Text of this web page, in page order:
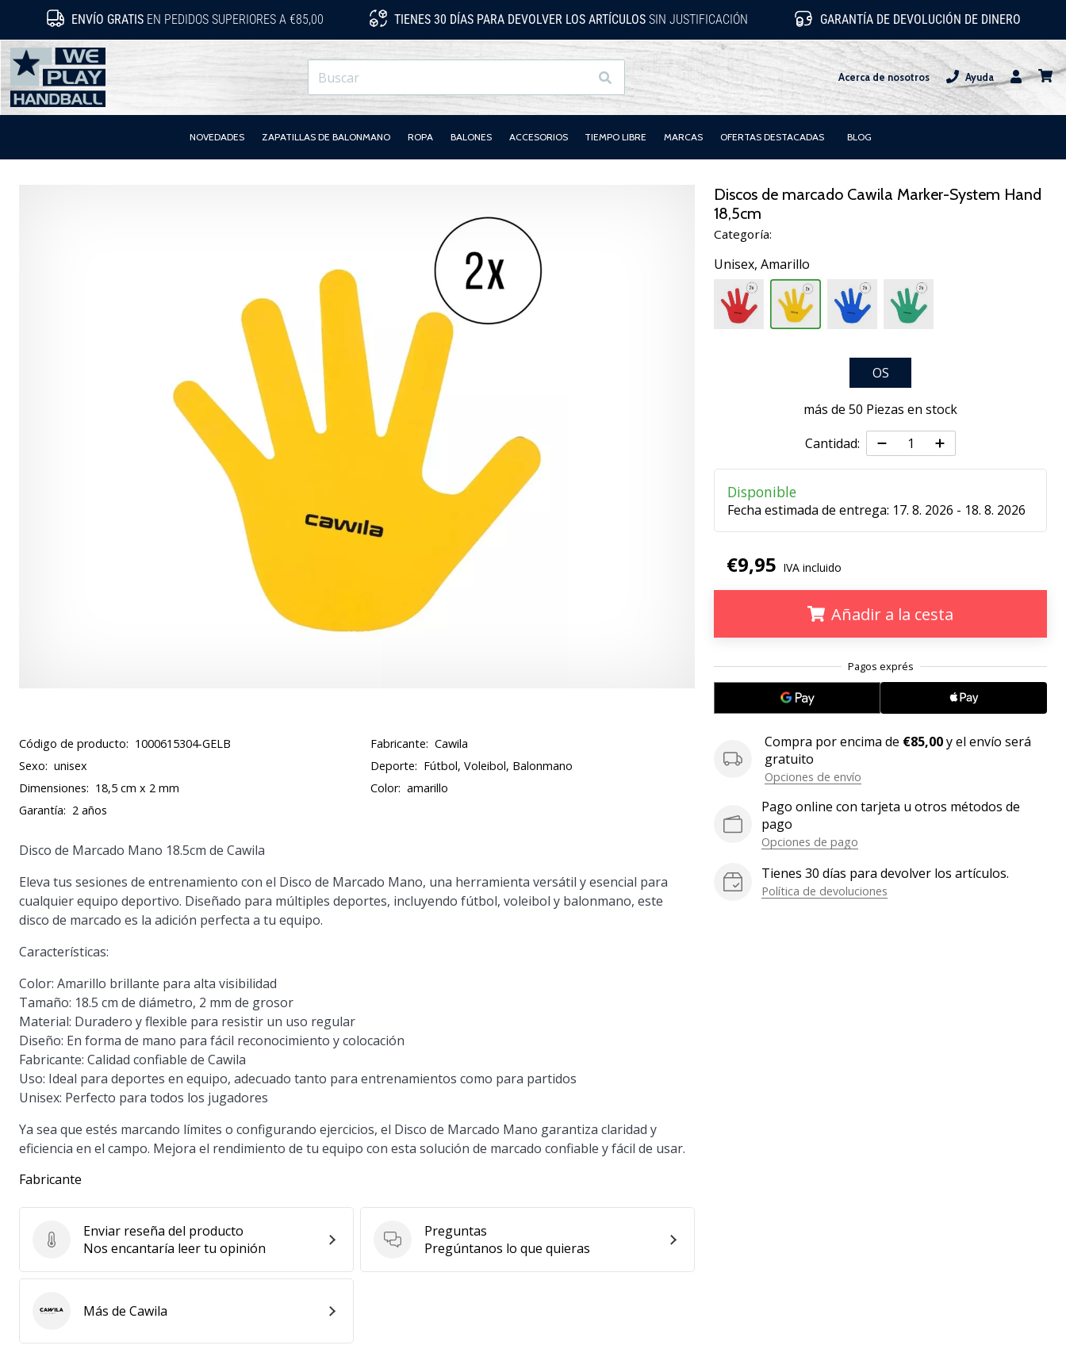
ENVÍO GRATISEN PEDIDOS SUPERIORES A €85,00 TIENES 30 DÍAS PARA DEVOLVER LOS ARTÍCULOS SIN JUSTIFICACIÓN GARANTÍA DE DEVOLUCIÓN DE DINERO
WePlayHandball.es
Buscar Acerca de nosotros
Ayuda
Usuario
NOVEDADES ZAPATILLAS DE BALONMANO ROPA BALONES ACCESORIOS TIEMPO LIBRE MARCAS OFERTAS DESTACADAS BLOG
Discos de marcado Cawila Marker-System Hand
18,5cm
Categoría:
Unisex, Amarillo
OS
más de 50 Piezas en stock
Cantidad:
Disponible
Fecha estimada de entrega: 17. 8. 2026 - 18. 8. 2026
€9,95 IVA incluido
Añadir a la cesta
Compra por encima de €85,00y el envío será
gratuito
Opciones de envío
Pago online con tarjeta u otros métodos de
pago
Opciones de pago
Tienes 30 días para devolver los artículos.
Política de devoluciones
Código de producto: 1000615304-GELB Fabricante: Cawila
Sexo: unisex Deporte: Fútbol, Voleibol, Balonmano
Dimensiones: 18,5 cm x 2 mm Color: amarillo
Garantía: 2 años
Disco de Marcado Mano 18.5cm de Cawila
Eleva tus sesiones de entrenamiento con el Disco de Marcado Mano, una herramienta versátil y esencial para
cualquier equipo deportivo. Diseñado para múltiples deportes, incluyendo fútbol, voleibol y balonmano, este
disco de marcado es la adición perfecta a tu equipo.
Características:
Color: Amarillo brillante para alta visibilidad
Tamaño: 18.5 cm de diámetro, 2 mm de grosor
Material: Duradero y flexible para resistir un uso regular
Diseño: En forma de mano para fácil reconocimiento y colocación
Fabricante: Calidad confiable de Cawila
Uso: Ideal para deportes en equipo, adecuado tanto para entrenamientos como para partidos
Unisex: Perfecto para todos los jugadores
Ya sea que estés marcando límites o configurando ejercicios, el Disco de Marcado Mano garantiza claridad y
eficiencia en el campo. Mejora el rendimiento de tu equipo con esta solución de marcado confiable y fácil de usar.
Fabricante
Enviar reseña del producto
Enviar reseña del producto
Nos encantaría leer tu opinión
Preguntas
Preguntas
Pregúntanos lo que quieras
CawilaMás de Cawila